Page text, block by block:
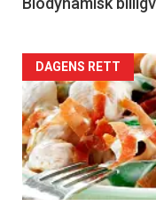
Forsiden
akkurat
nå
-
DAGENS RETT